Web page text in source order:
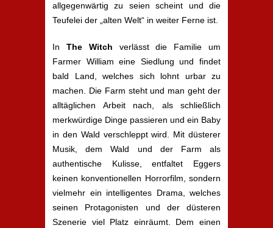
allgegenwärtig zu seien scheint und die
Teufelei der „alten Welt“ in weiter Ferne ist.
In The Witch verlässt die Familie um
Farmer William eine Siedlung und findet
bald Land, welches sich lohnt urbar zu
machen. Die Farm steht und man geht der
alltäglichen Arbeit nach, als schließlich
merkwürdige Dinge passieren und ein Baby
in den Wald verschleppt wird. Mit düsterer
Musik, dem Wald und der Farm als
authentische Kulisse, entfaltet Eggers
keinen konventionellen Horrorfilm, sondern
vielmehr ein intelligentes Drama, welches
seinen Protagonisten und der düsteren
Szenerie viel Platz einräumt. Dem einen